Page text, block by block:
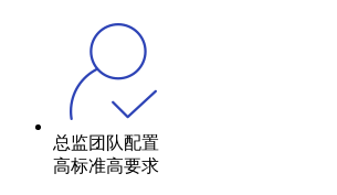
总监团队配置
高标准高要求